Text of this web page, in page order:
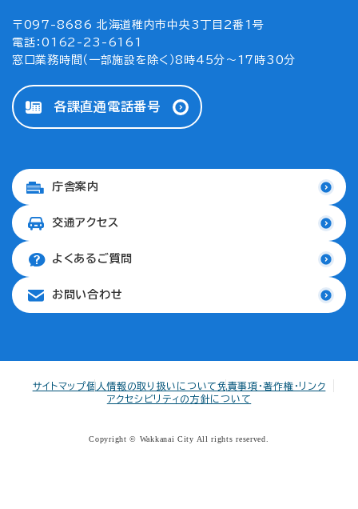
〒097-8686 北海道稚内市中央3丁目2番1号
電話：0162-23-6161
窓口業務時間（一部施設を除く）8時45分～17時30分
各課直通電話番号
庁舎案内
交通アクセス
よくあるご質問
お問い合わせ
サイトマップ個人情報の取り扱いについて免責事項・著作権・リンク
アクセシビリティの方針について
Copyright © Wakkanai City All rights reserved.